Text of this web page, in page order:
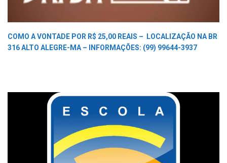
COMO A VONTADE POR R$ 25,00 REAIS –
LOCALIZAÇÃO NA BR
316 ALTO ALEGRE-MA –
INFORMAÇÕES: (99) 99644-3937